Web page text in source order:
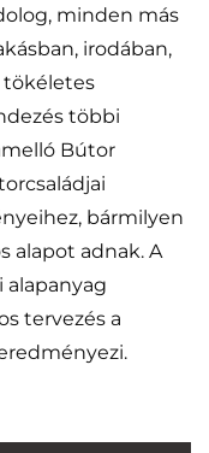
minden más
irodában,
tökéletes
többi
Bútor
bármilyen
alapot adnak. A
tervezés a